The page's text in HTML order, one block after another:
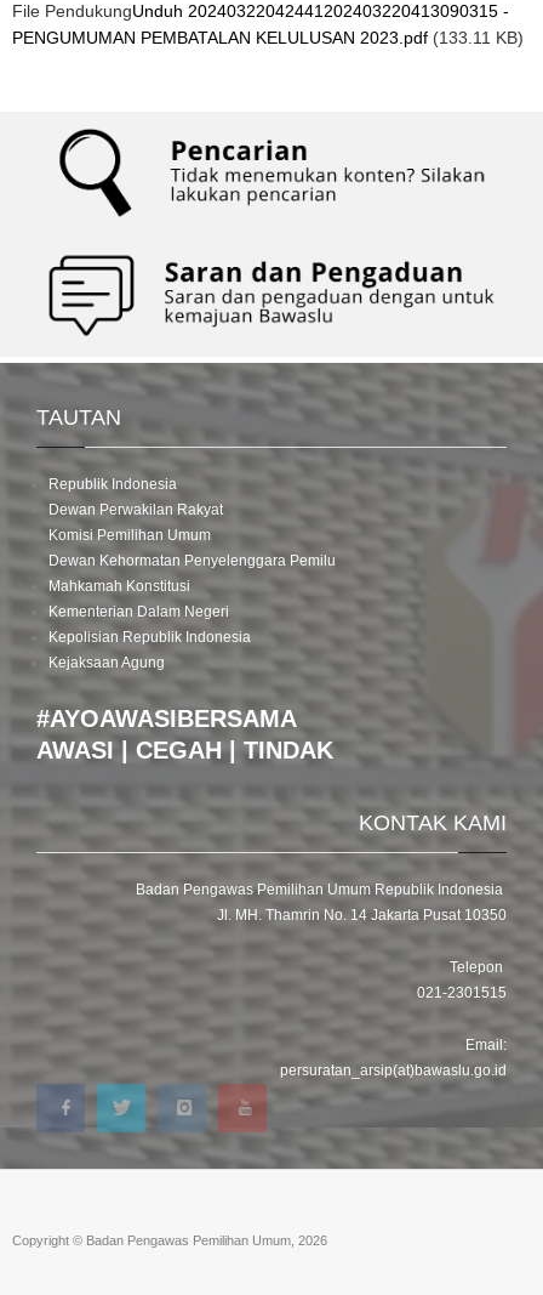
File PendukungUnduh 20240322042441202403220413090315 -
PENGUMUMAN PEMBATALAN KELULUSAN 2023.pdf (133.11 KB)
TAUTAN
Republik Indonesia
Dewan Perwakilan Rakyat
Komisi Pemilihan Umum
Dewan Kehormatan Penyelenggara Pemilu
Mahkamah Konstitusi
Kementerian Dalam Negeri
Kepolisian Republik Indonesia
Kejaksaan Agung
#AYOAWASIBERSAMA
AWASI | CEGAH | TINDAK
KONTAK KAMI
Badan Pengawas Pemilihan Umum Republik Indonesia
Jl. MH. Thamrin No. 14 Jakarta Pusat 10350
Telepon
021-2301515
Email:
persuratan_arsip(at)bawaslu.go.id
Copyright © Badan Pengawas Pemilihan Umum, 2026